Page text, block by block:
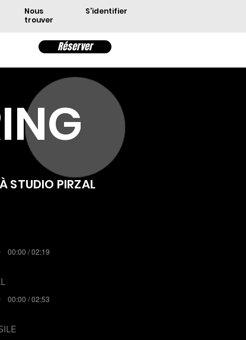
Nous
trouver
S'identifier
Réserver
STUDIO PIRZAL
00:00 / 02:19
00:00 / 02:53